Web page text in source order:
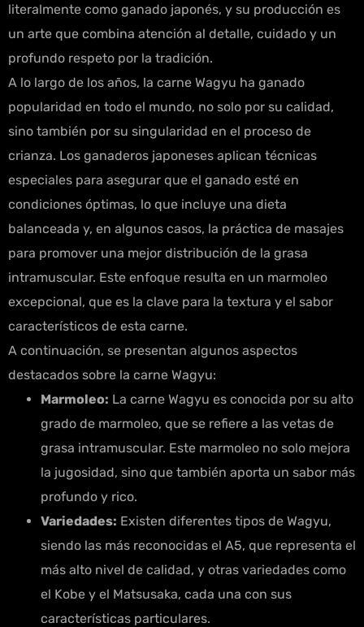
literalmente como ganado japonés, y su producción es
un arte que combina atención al detalle, cuidado y un
profundo respeto por la tradición.
A lo largo de los años, la carne Wagyu ha ganado
popularidad en todo el mundo, no solo por su calidad,
sino también por su singularidad en el proceso de
crianza. Los ganaderos japoneses aplican técnicas
especiales para asegurar que el ganado esté en
condiciones óptimas, lo que incluye una dieta
balanceada y, en algunos casos, la práctica de masajes
para promover una mejor distribución de la grasa
intramuscular. Este enfoque resulta en un marmoleo
excepcional, que es la clave para la textura y el sabor
característicos de esta carne.
A continuación, se presentan algunos aspectos
destacados sobre la carne Wagyu:
Marmoleo: La carne Wagyu es conocida por su alto
grado de marmoleo, que se refiere a las vetas de
grasa intramuscular. Este marmoleo no solo mejora
la jugosidad, sino que también aporta un sabor más
profundo y rico.
Variedades: Existen diferentes tipos de Wagyu,
siendo las más reconocidas el A5, que representa el
más alto nivel de calidad, y otras variedades como
el Kobe y el Matsusaka, cada una con sus
características particulares.